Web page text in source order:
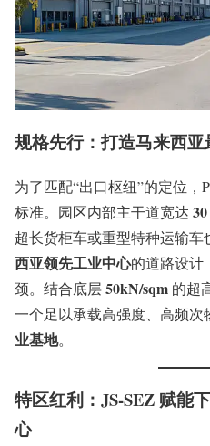
规格先行：打造马来西
为了匹配“出口枢纽”的定位
标准。园区内部主干道宽达
超长货柜车或重型特种运输
西亚领先工业中心的道路设计
颈。结合底层50kN/sqm 的超
一个足以承载高强度、高频次
业基地。
特区红利：JS-SEZ 赋能
心